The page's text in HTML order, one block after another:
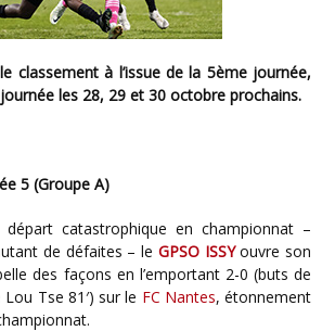
les 28, 29 et 30 octobre prochains.
5 (Groupe A)
de défaites – le GPSO ISSYouvre son
des façons en l’emportant 2-0 (buts de
Tse 81′) sur le FC Nantes, étonnement